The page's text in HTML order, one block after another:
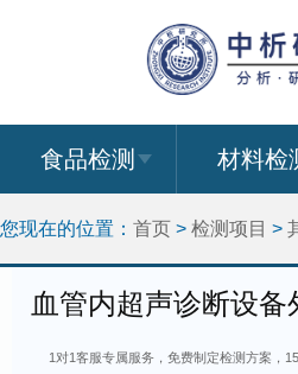
食品检测 材料检
您现在的位置： 首页 > 检测项目 >
血管内超声诊断设备
1对1客服专属服务，免费制定检测方案，